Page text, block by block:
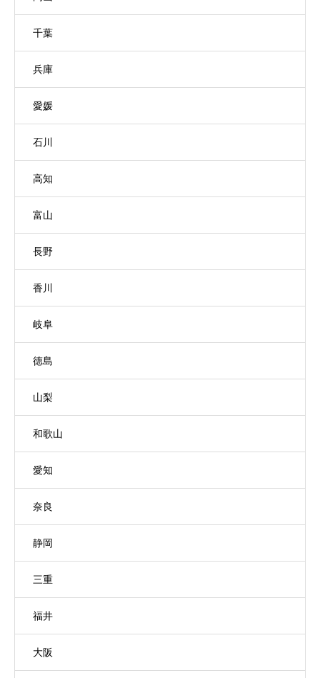
千葉
兵庫
愛媛
石川
高知
富山
長野
香川
岐阜
徳島
山梨
和歌山
愛知
奈良
静岡
三重
福井
大阪